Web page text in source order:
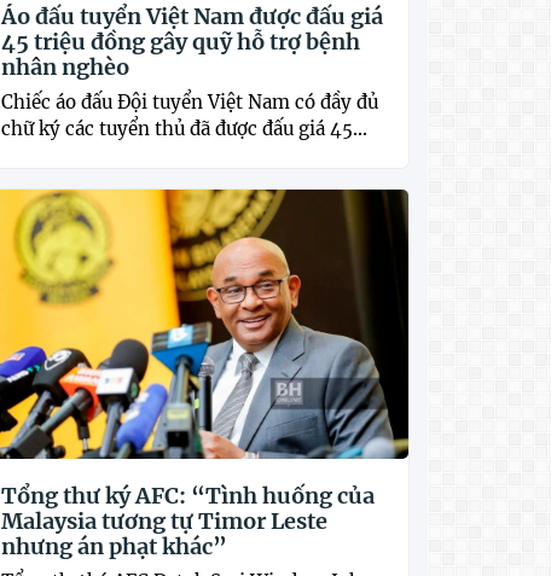
Áo đấu tuyển Việt Nam được đấu giá
45 triệu đồng gây quỹ hỗ trợ bệnh
nhân nghèo
Chiếc áo đấu Đội tuyển Việt Nam có đầy đủ
chữ ký các tuyển thủ đã được đấu giá 45...
Tổng thư ký AFC: “Tình huống của
Malaysia tương tự Timor Leste
nhưng án phạt khác”